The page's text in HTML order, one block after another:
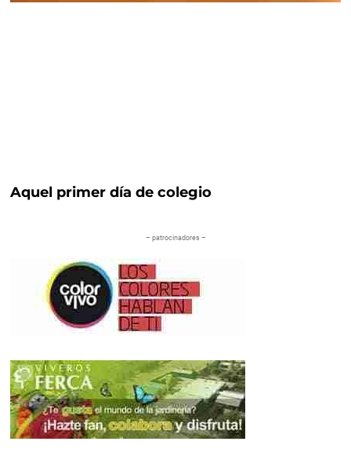
Aquel primer día de colegio
– patrocinadores –